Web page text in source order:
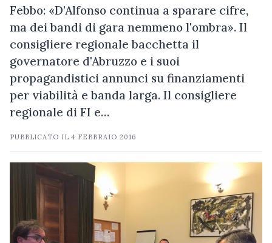
Febbo: «D'Alfonso continua a sparare cifre,
ma dei bandi di gara nemmeno l'ombra». Il
consigliere regionale bacchetta il
governatore d'Abruzzo e i suoi
propagandistici annunci su finanziamenti
per viabilità e banda larga. Il consigliere
regionale di FI e…
PUBBLICATO IL4 FEBBRAIO 2016